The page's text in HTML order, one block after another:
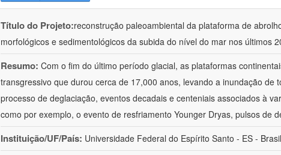
Título do Projeto:reconstrução paleoambiental da plataforma de
morfológicos e sedimentológicos da subida do nível do mar nos últimos
Resumo: Com o fim do último período glacial, as plataformas
transgressivo que durou cerca de 17,000 anos, levando a inundação de
processo de deglaciação, eventos decadais e centeniais associados à
como por exemplo, o evento de resfriamento Younger Dryas, pulsos de
Instituição/UF/País: Universidade Federal do Espírito Santo - ES - Brasil